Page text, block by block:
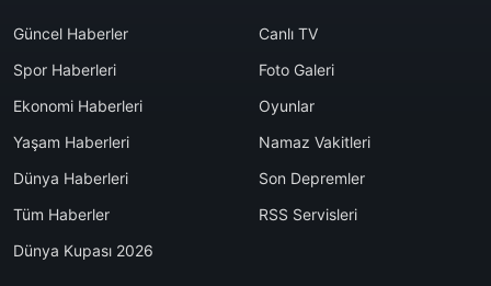
Güncel Haberler
Spor Haberleri
Ekonomi Haberleri
Yaşam Haberleri
Dünya Haberleri
Tüm Haberler
Dünya Kupası 2026
Canlı TV
Foto Galeri
Oyunlar
Namaz Vakitleri
Son Depremler
RSS Servisleri